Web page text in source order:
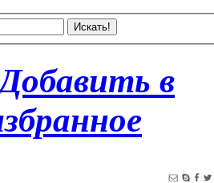
Искать!